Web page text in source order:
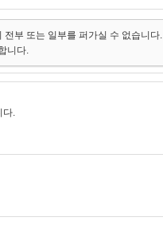
부 또는 일부를 퍼가실 수 없습니다.
니다.
다.